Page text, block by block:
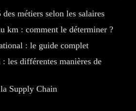
métiers selon les salaires
km : comment le déterminer ?
: le guide complet
les différentes manières de
Supply Chain